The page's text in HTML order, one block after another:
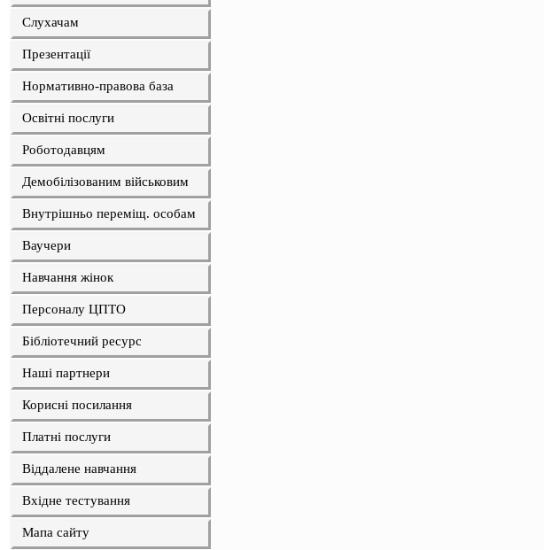
Слухачам
Презентації
Нормативно-правова база
Освітні послуги
Роботодавцям
Демобілізованим військовим
Внутрішньо переміщ. особам
Ваучери
Навчання жінок
Персоналу ЦПТО
Бібліотечний ресурс
Наші партнери
Корисні посилання
Платні послуги
Віддалене навчання
Вхідне тестування
Мапа сайту